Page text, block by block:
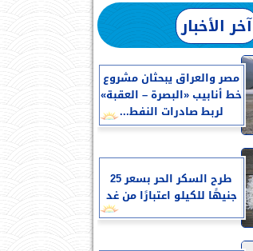
آخر الأخبار
مصر والعراق يبحثان مشروع
خط أنابيب «البصرة – العقبة»
لربط صادرات النفط...
طرح السكر الحر بسعر 25
جنيهًا للكيلو اعتبارًا من غد